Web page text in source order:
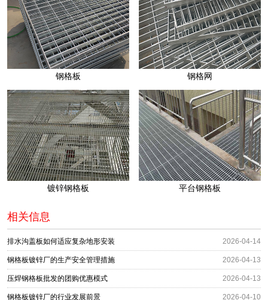
钢格板 钢格网
镀锌钢格板 平台钢格板
相关信息
排水沟盖板如何适应复杂地形安装 2026-04-14
钢格板镀锌厂的生产安全管理措施 2026-04-13
压焊钢格板批发的团购优惠模式 2026-04-13
钢格板镀锌厂的行业发展前景 2026-04-10